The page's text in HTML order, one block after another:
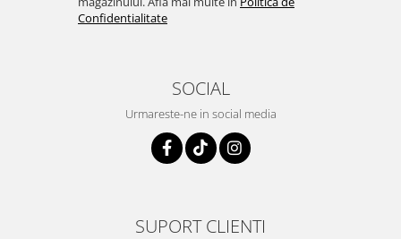
Confidentialitate
SOCIAL
Urmareste-ne in social media
SUPORT CLIENTI